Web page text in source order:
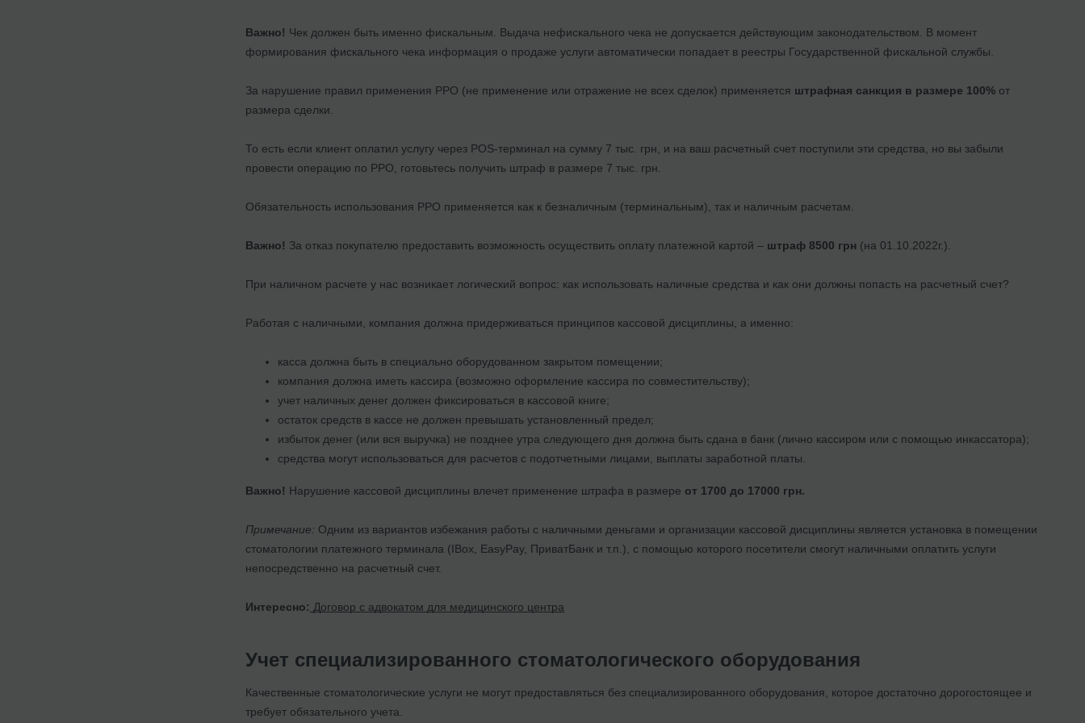
Важно! Чек должен быть именно фискальным. Выдача нефискального чека не допускается действующим законодательством. В момент
формирования фискального чека информация о продаже услуги автоматически попадает в реестры Государственной фискальной службы.
За нарушение правил применения РРО (не применение или отражение не всех сделок) применяется штрафная санкция в размере 100% от
размера сделки.
То есть если клиент оплатил услугу через POS-терминал на сумму 7 тыс. грн, и на ваш расчетный счет поступили эти средства, но вы забыли
провести операцию по РРО, готовьтесь получить штраф в размере 7 тыс. грн.
Обязательность использования РРО применяется как к безналичным (терминальным), так и наличным расчетам.
Важно! За отказ покупателю предоставить возможность осуществить оплату платежной картой – штраф 8500 грн (на 01.10.2022г.).
При наличном расчете у нас возникает логический вопрос: как использовать наличные средства и как они должны попасть на расчетный счет?
Работая с наличными, компания должна придерживаться принципов кассовой дисциплины, а именно:
касса должна быть в специально оборудованном закрытом помещении;
компания должна иметь кассира (возможно оформление кассира по совместительству);
учет наличных денег должен фиксироваться в кассовой книге;
остаток средств в кассе не должен превышать установленный предел;
избыток денег (или вся выручка) не позднее утра следующего дня должна быть сдана в банк (лично кассиром или с помощью инкассатора);
средства могут использоваться для расчетов с подотчетными лицами, выплаты заработной платы.
Важно! Нарушение кассовой дисциплины влечет применение штрафа в размере от 1700 до 17000 грн.
Примечание: Одним из вариантов избежания работы с наличными деньгами и организации кассовой дисциплины является установка в помещении
стоматологии платежного терминала (IBox, EasyPay, ПриватБанк и т.п.), с помощью которого посетители смогут наличными оплатить услуги
непосредственно на расчетный счет.
Интересно: Договор с адвокатом для медицинского центра
Учет специализированного стоматологического оборудования
Качественные стоматологические услуги не могут предоставляться без специализированного оборудования, которое достаточно дорогостоящее и
требует обязательного учета.